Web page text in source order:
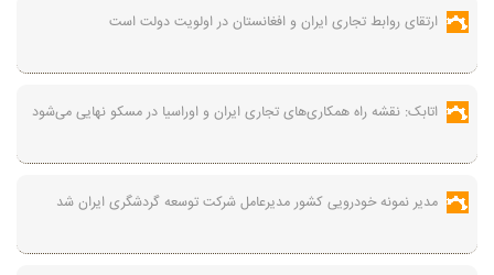
ارتقای روابط تجاری ایران و افغانستان در اولویت دولت است
اتابک: نقشه راه همکاری‌های تجاری ایران و اوراسیا در مسکو نهایی می‌شود
مدیر نمونه خودرویی کشور مدیرعامل شرکت توسعه گردشگری ایران شد